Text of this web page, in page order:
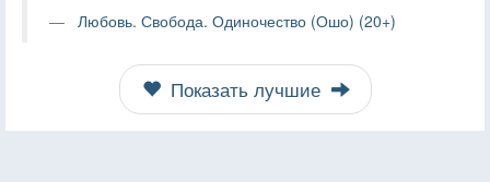
Любовь. Свобода. Одиночество (Ошо) (20+)
Показать лучшие